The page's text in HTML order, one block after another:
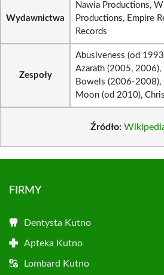
Wydawnictwa
Nawia Productions,
Productions, Empire
Records
Zespoły
Abusiveness (od
Azarath (2005, 2006),
Bowels (2006-2008),
Moon (od 2010),
Źródło:
FIRMY
Dentysta Kutno
Apteka Kutno
Lombard Kutno